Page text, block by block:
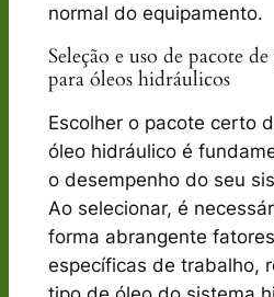
normal do equipamento.
Seleção e uso de pacote
para óleos hidráulicos
Escolher o pacote certo
óleo hidráulico é
o desempenho do seu
Ao selecionar, é
forma abrangente
específicas de trabalho,